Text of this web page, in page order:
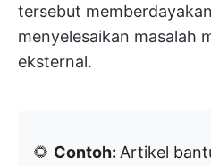
tersebut
menyelesaikan masalah
eksternal.
🌻 Contoh: Artikel